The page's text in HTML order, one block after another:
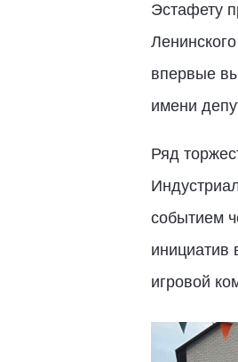
Эстафету
впервые
имени
Ряд
событием
инициатив
игровой